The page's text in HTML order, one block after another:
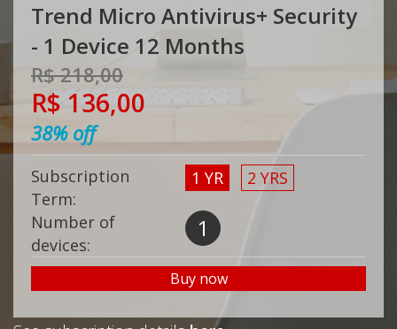
Trend Micro Antivirus+ Security
- 1 Device 12 Months
R$ 218,00
R$ 136,00
38% off
Subscription
Term:
1 YR 2 YRS
Number of
devices:
1
Buy now